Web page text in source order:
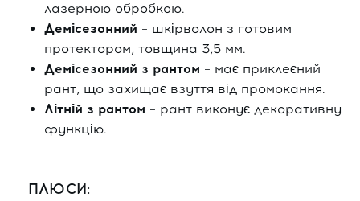
лазерною обробкою.
Демісезонний – шкірволон з готовим
протектором, товщина 3,5 мм.
Демісезонний з рантом – має приклеєний
рант, що захищає взуття від промокання.
Літній з рантом – рант виконує декоративну
функцію.
ПЛЮСИ: